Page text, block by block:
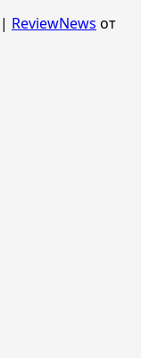
| ReviewNews от